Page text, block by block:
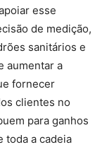
esse
de medição,
sanitários e
aumentar a
fornecer
clientes no
para ganhos
toda a cadeia